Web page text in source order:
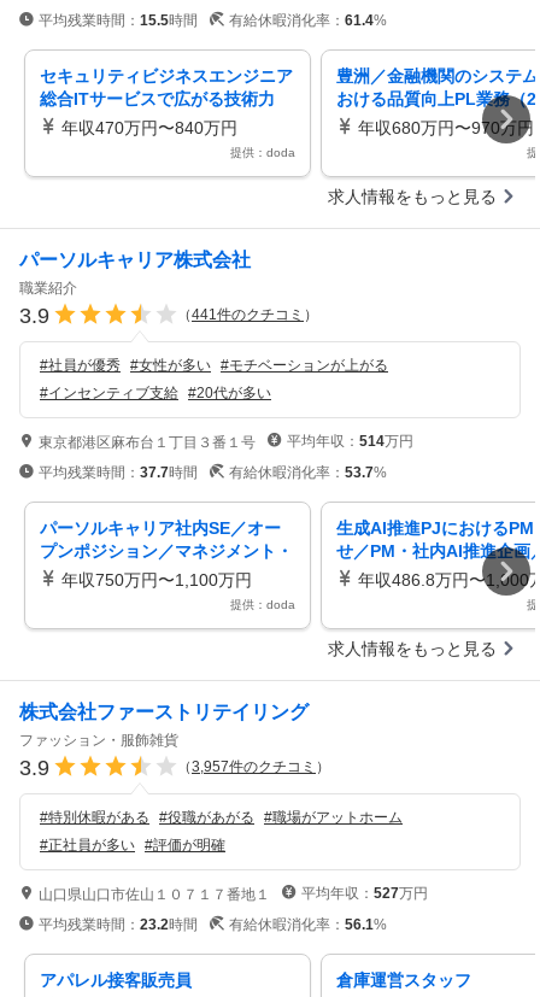
平均残業時間： 15.5時間 有給休暇消化率： 61.4%
セキュリティビジネスエンジニア
総合ITサービスで広がる技術力
（23EN-54）
年収470万円〜840万円
提供：doda
豊洲／金融機関のシステ
おける品質向上PL業務（
6）年収680万円〜970万円
求人情報をもっと見る
パーソルキャリア株式会社
職業紹介
3.9 （441件のクチコミ ）
#社員が優秀 #女性が多い #モチベーションが上がる
#インセンティブ支給 #20代が多い
東京都港区麻布台１丁目３番１号 平均年収： 514万円
平均残業時間： 37.7時間 有給休暇消化率： 53.7%
パーソルキャリア社内SE／オー
プンポジション／マネジメント・
エキスパート（ITコンサル／P
年収750万円〜1,100万円
提供：doda
生成AI推進PJにおけるPM
せ／PM・社内AI推進企画
ックス／人材最大手・
年収486.8万円〜1,000
求人情報をもっと見る
株式会社ファーストリテイリング
ファッション・服飾雑貨
3.9 （3,957件のクチコミ ）
#特別休暇がある #役職があがる #職場がアットホーム
#正社員が多い #評価が明確
山口県山口市佐山１０７１７番地１ 平均年収： 527万円
平均残業時間： 23.2時間 有給休暇消化率： 56.1%
アパレル接客販売員
倉庫運営スタッフ